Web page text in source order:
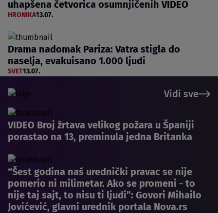
uhapšena četvorica osumnjičenih VIDEO
HRONIKA13.07.
Drama nadomak Pariza: Vatra stigla do
naselja, evakuisano 1.000 ljudi
SVET13.07.
Vidi sve
VIDEO Broj žrtava velikog požara u Španiji
porastao na 13, preminula jedna Britanka
“Šest godina naš urednički pravac se nije
pomerio ni milimetar. Ako se promeni - to
nije taj sajt, to nisu ti ljudi”: Govori Mihailo
Jovićević, glavni urednik portala Nova.rs